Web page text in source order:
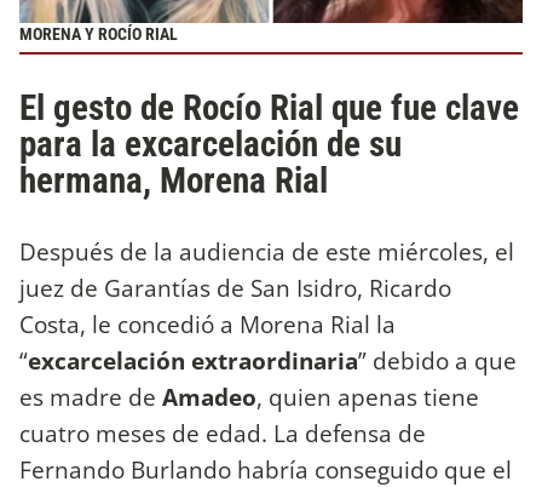
MORENA Y ROCÍO RIAL
El gesto de Rocío Rial que fue clave
para la excarcelación de su
hermana, Morena Rial
Después de la audiencia de este miércoles, el
juez de Garantías de San Isidro, Ricardo
Costa, le concedió a Morena Rial la
“excarcelación extraordinaria” debido a que
es madre de Amadeo, quien apenas tiene
cuatro meses de edad. La defensa de
Fernando Burlando habría conseguido que el